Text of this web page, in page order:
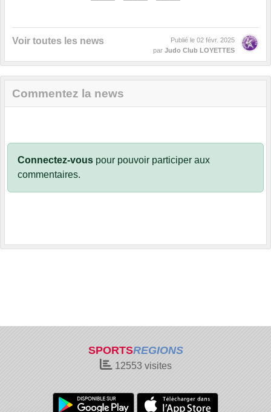
Voir toutes les news Publié le 02 févr. 2025
par Judo Club LOYETTES
Commentez la news
Connectez-vous pour pouvoir participer aux
commentaires.
SPORTSREGIONS
12553visites